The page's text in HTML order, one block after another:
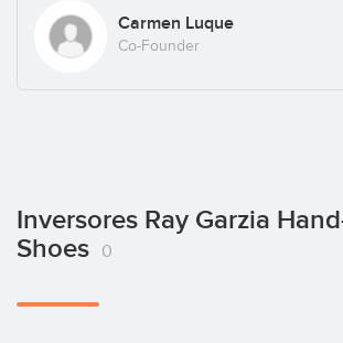
Carmen Luque
Co-Founder
Inversores Ray Garzia
Shoes
0